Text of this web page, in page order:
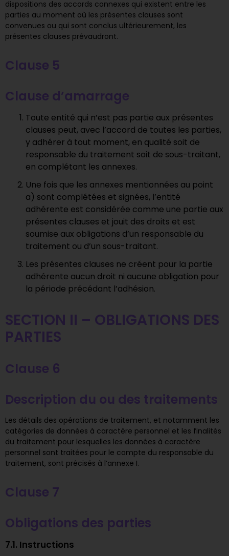
dispositions des accords connexes qui existent entre les
parties au moment où les présentes clauses sont
convenues ou qui sont conclus ultérieurement, les
présentes clauses prévaudront.
Clause 5
Clause d’amarrage
Toute entité qui n’est pas partie aux présentes
clauses peut, avec l’accord de toutes les parties,
y adhérer à tout moment, en qualité soit de
responsable du traitement soit de sous-traitant,
en complétant les annexes.
Une fois que les annexes mentionnées au point
a) sont complétées et signées, l’entité
adhérente est considérée comme une partie aux
présentes clauses et jouit des droits et est
soumise aux obligations d’un responsable du
traitement ou d’un sous-traitant.
Les présentes clauses ne créent pour la partie
adhérente aucun droit ni aucune obligation pour
la période précédant l’adhésion.
SECTION II – OBLIGATIONS DES
PARTIES
Clause 6
Description du ou des traitements
Les détails des opérations de traitement, et notamment les
catégories de données à caractère personnel et les finalités
du traitement pour lesquelles les données à caractère
personnel sont traitées pour le compte du responsable du
traitement, sont précisés à l’annexe I.
Clause 7
Obligations des parties
7.1. Instructions